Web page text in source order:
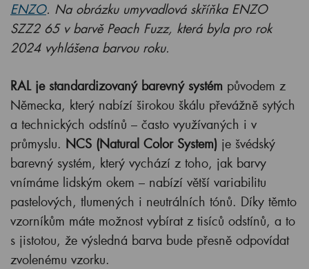
ENZO. Na obrázku umyvadlová skříňka ENZO
SZZ2 65 v barvě Peach Fuzz, která byla pro rok
2024 vyhlášena barvou roku.
RAL je standardizovaný barevný systém původem z
Německa, který nabízí širokou škálu převážně sytých
a technických odstínů – často využívaných i v
průmyslu. NCS (Natural Color System) je švédský
barevný systém, který vychází z toho, jak barvy
vnímáme lidským okem – nabízí větší variabilitu
pastelových, tlumených i neutrálních tónů. Díky těmto
vzorníkům máte možnost vybírat z tisíců odstínů, a to
s jistotou, že výsledná barva bude přesně odpovídat
zvolenému vzorku.